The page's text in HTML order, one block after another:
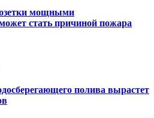
мощными
стать причиной пожара
полива вырастет